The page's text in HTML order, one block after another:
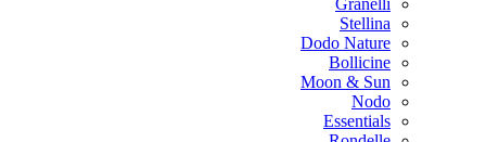
Granelli
Stellina
Dodo Nature
Bollicine
Moon & Sun
Nodo
Essentials